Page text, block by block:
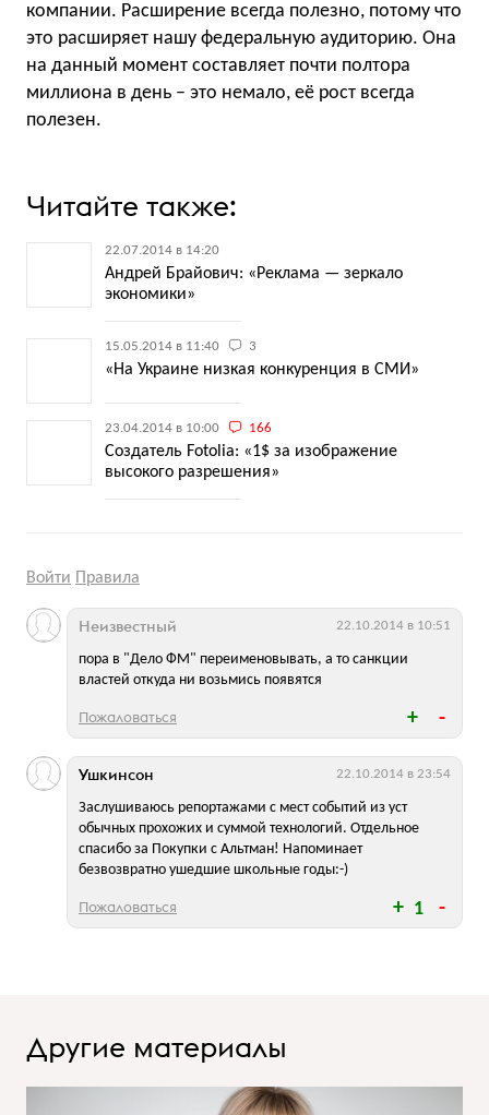
компании. Расширение всегда полезно, потому что
это расширяет нашу федеральную аудиторию. Она
на данный момент составляет почти полтора
миллиона в день – это немало, eё рост всегда
полезен.
Читайте также:
22.07.2014 в 14:20
Андрей Брайович: «Реклама — зеркало
экономики»
15.05.2014 в 11:40 3
«На Украине низкая конкуренция в СМИ»
23.04.2014 в 10:00 166
Создатель Fotolia: «1$ за изображение
высокого разрешения»
Войти Правила
пора в "Дело ФМ" переименовывать, а то санкции
властей откуда ни возьмись появятся
Неизвестный 22.10.2014 в 10:51
Пожаловаться
1
Заслушиваюсь репортажами с мест событий из уст
обычных прохожих и суммой технологий. Отдельное
спасибо за Покупки с Альтман! Напоминает
безвозвратно ушедшие школьные годы:-)
Ушкинсон 22.10.2014 в 23:54
Пожаловаться
Другие материалы